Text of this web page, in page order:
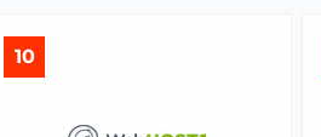
10